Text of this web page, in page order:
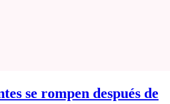
se rompen después de